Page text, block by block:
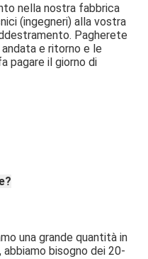
nella nostra fabbrica
(ingegneri) alla vostra
Pagherete
e ritorno e le
pagare il giorno di
una grande quantità in
bisogno dei 20-